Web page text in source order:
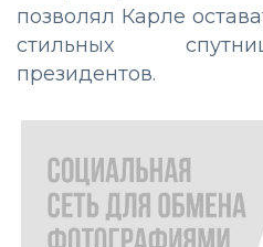
позволял Карле
стильных
президентов.